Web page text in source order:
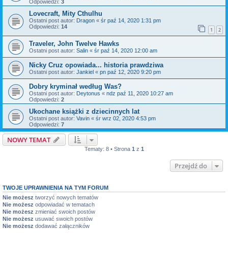
Odpowiedzi: 3
Lovecraft, Mity Cthulhu
Ostatni post autor: Dragon « śr paź 14, 2020 1:31 pm
Odpowiedzi: 14 1 2
Traveler, John Twelve Hawks
Ostatni post autor: Salin « śr paź 14, 2020 12:00 am
Nicky Cruz opowiada... historia prawdziwa
Ostatni post autor: Jankiel « pn paź 12, 2020 9:20 pm
Dobry kryminał według Was?
Ostatni post autor: Deytonus « ndz paź 11, 2020 10:27 am
Odpowiedzi: 2
Ukochane książki z dziecinnych lat
Ostatni post autor: Vavin « śr wrz 02, 2020 4:53 pm
Odpowiedzi: 7
NOWY TEMAT
Tematy: 8 • Strona 1 z 1
Przejdź do
TWOJE UPRAWNIENIA NA TYM FORUM
Nie możesz tworzyć nowych tematów
Nie możesz odpowiadać w tematach
Nie możesz zmieniać swoich postów
Nie możesz usuwać swoich postów
Nie możesz dodawać załączników